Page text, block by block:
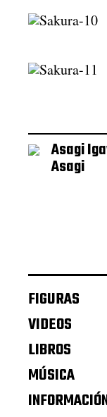
Asagi
Asagi
FIGURAS
VIDEOS
LIBROS
MÚSICA